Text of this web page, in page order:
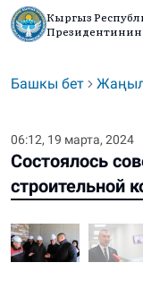
Кыргыз
Башкы бет
06:12, 19 марта, 2024
Состоялось
строительной